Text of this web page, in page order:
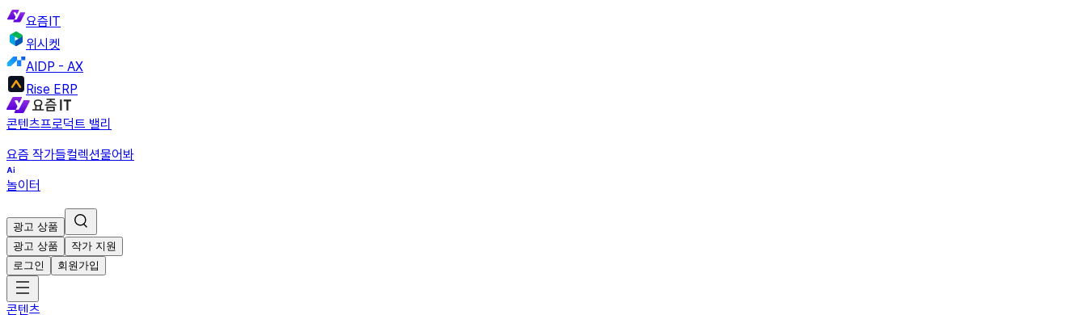
요즘IT
위시켓
AIDP - AX
Rise ERP
콘텐츠프로덕트 밸리
요즘 작가들컬렉션물어봐
놀이터
광고 상품
광고 상품
작가 지원
로그인
회원가입
콘텐츠